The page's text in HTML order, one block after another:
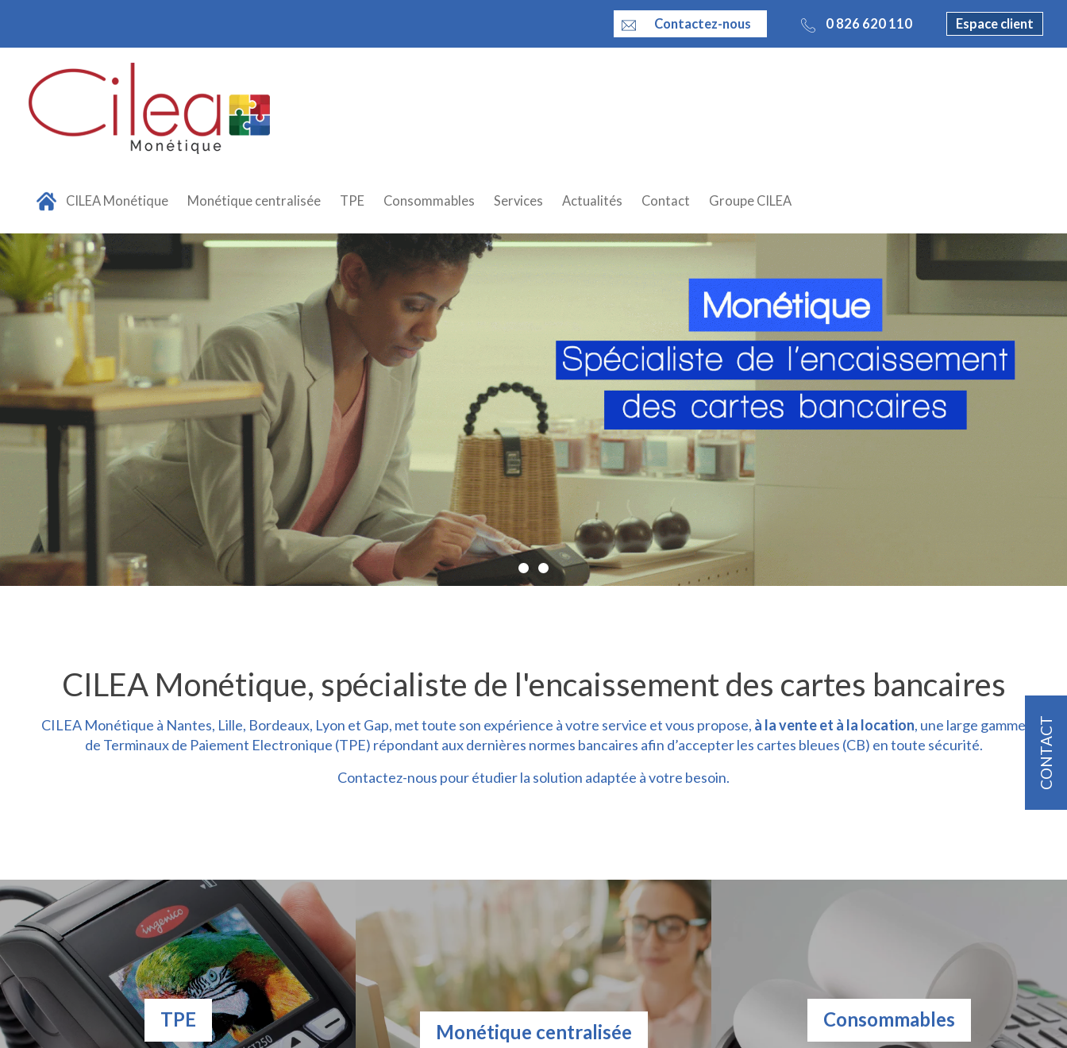
Contactez-nous 0 826 620 110 Espace client
CILEA Monétique Monétique centralisée TPE Consommables Services Actualités Contact Groupe CILEA
CILEA Monétique, spécialiste de l'encaissement des cartes bancaires
CILEA Monétique à Nantes, Lille, Bordeaux, Lyon et Gap, met toute son expérience à votre service et vous propose, à la vente et à la location, une large gamme
de Terminaux de Paiement Electronique (TPE) répondant aux dernières normes bancaires afin d’accepter les cartes bleues (CB) en toute sécurité.
Contactez-nous pour étudier la solution adaptée à votre besoin.
TPE
Monétique centralisée
Consommables
CONTACT